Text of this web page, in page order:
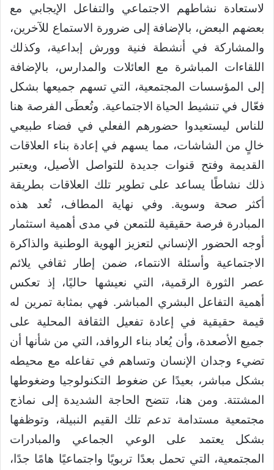
لاستعادة نشاطهم الاجتماعي والتفاعل الإيجابي مع
بعضهم البعض، بالإضافة إلى ضرورة الاستماع للآخرين،
والمشاركة في أنشطة فنية وورش إبداعية، وكذلك
اللقاءات المباشرة مع العائلات والمدارس، بالإضافة
إلى المؤسسات المجتمعية، التي تسهم جميعها بشكل
فعّال في تنشيط الحياة الاجتماعية. وتُعطَى الفرصة هنا
للناس ليستعيدوا حضورهم الفعلي في فضاء طبيعي
خالٍ من الشاشات، مما يسهم في إعادة بناء العلاقات
القديمة وفتح قنوات جديدة للتواصل الأصيل، ويعتبر
ذلك نشاطًا يساعد على تطوير تلك العلاقات بطريقة
أكثر صحة وسوية. وفي نهاية المطاف، تُعد هذه
المبادرة فرصة حقيقية للتمعن في مدى أهمية استثمار
أوجه الحضور الإنساني لتعزيز الهوية الوطنية والذاكرة
الاجتماعية وأسئلة الانتماء، ضمن إطار ثقافي يلائم
عصر الثورة الرقمية، التي نعيشها حاليًا، إذ تعكس
أهمية التفاعل البشري المباشر. فهي بمثابة تمرين له
قيمة حقيقية في إعادة تفعيل الثقافة المحلية على
جميع الأصعدة، وأن يُعاد بناء الروافد، التي من شأنها أن
تضيء وجدان الإنسان وتساهم في تفاعله مع محيطه
بشكل مباشر، بعيدًا عن ضغوط التكنولوجيا وضغوطها
المشتتة. ومن هنا، تتضح الحاجة الشديدة إلى نماذج
مجتمعية مستدامة تدعم تلك القيم النبيلة، وتوظفها
بشكل يعتمد على الوعي الجماعي والمبادرات
المجتمعية، التي تحمل بعدًا تربويًا واجتماعيًا هامًا جدًا،